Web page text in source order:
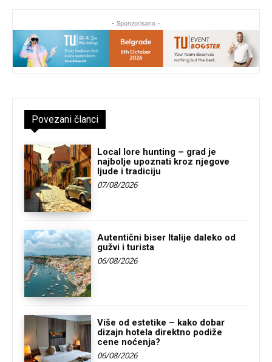
- Sponzorisano -
Povezani članci
Local lore hunting – grad je
najbolje upoznati kroz njegove
ljude i tradiciju
07/08/2026
Autentični biser Italije daleko od
gužvi i turista
06/08/2026
Više od estetike – kako dobar
dizajn hotela direktno podiže
cene noćenja?
06/08/2026